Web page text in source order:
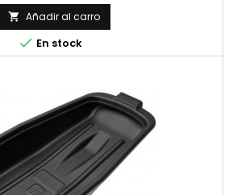
 Añadir al carro
 En stock